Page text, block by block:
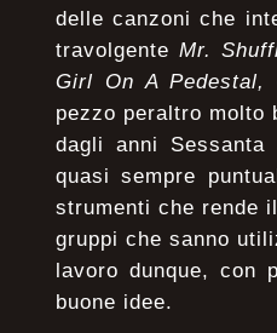
delle canzoni che
travolgente Mr.
Girl On A Pedestal,
pezzo peraltro molto
dagli anni
quasi sempre
strumenti che rende
gruppi che sanno
lavoro dunque, con
buone idee.